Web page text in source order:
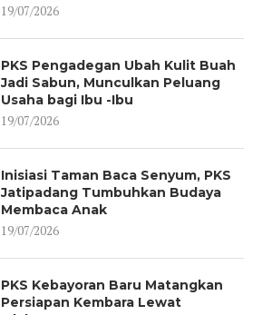
19/07/2026
PKS Pengadegan Ubah Kulit Buah
Jadi Sabun, Munculkan Peluang
Usaha bagi Ibu -Ibu
19/07/2026
Inisiasi Taman Baca Senyum, PKS
Jatipadang Tumbuhkan Budaya
Membaca Anak
19/07/2026
PKS Kebayoran Baru Matangkan
Persiapan Kembara Lewat